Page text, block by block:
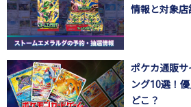
情報と対象店
ポケカ通販
ング10選！
どこ？